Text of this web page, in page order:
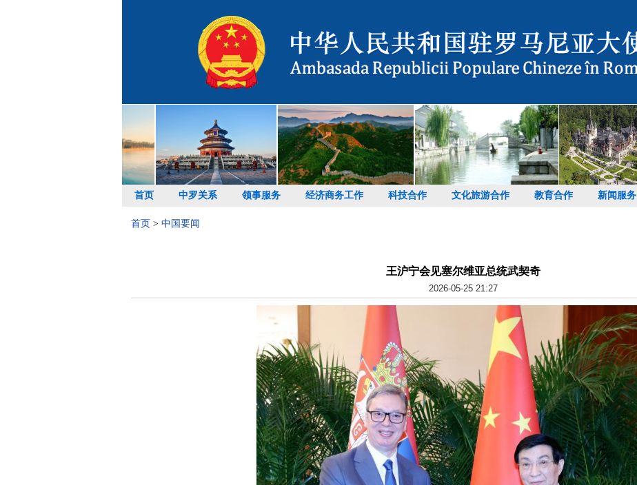
首页 中罗关系 领事服务 经济商务工作 科技合作 文化旅游合作 教育合作 新闻服务
首页 > 中国要闻
王沪宁会见塞尔维亚总统武契奇
2026-05-25 21:27